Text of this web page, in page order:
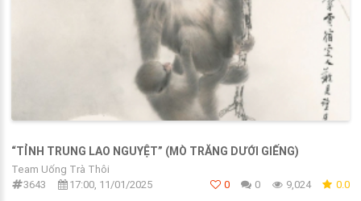
“TỈNH TRUNG LAO NGUYỆT” (MÒ TRĂNG DƯỚI GIẾNG)
Team Uống Trà Thôi
3643
17:00, 11/01/2025 0 0 9,024 0.0